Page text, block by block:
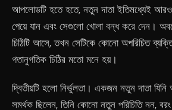
আপলোডটি হতে হতে, নতুন দাতা ইতিমধ্যেই আরও
পেয়ে যান এবং সেগুলো খোলা বন্ধ করে দেন।
চিঠিটি আসে, তখন সেটিকে কোনো অপরিচিত
গতানুগতিক চিঠির মতো মনে হয়।
দ্বিতীয়টি হলো নির্ভুলতা। একজন নতুন দাতা
সমর্থক ছিলেন, তিনি কোনো নতুন পরিচিতি নন,